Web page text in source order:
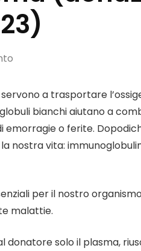
a trasportare
bianchi aiutano a
o ferite.
nostra vita:
per il nostro
malattie.
solo il plasma,